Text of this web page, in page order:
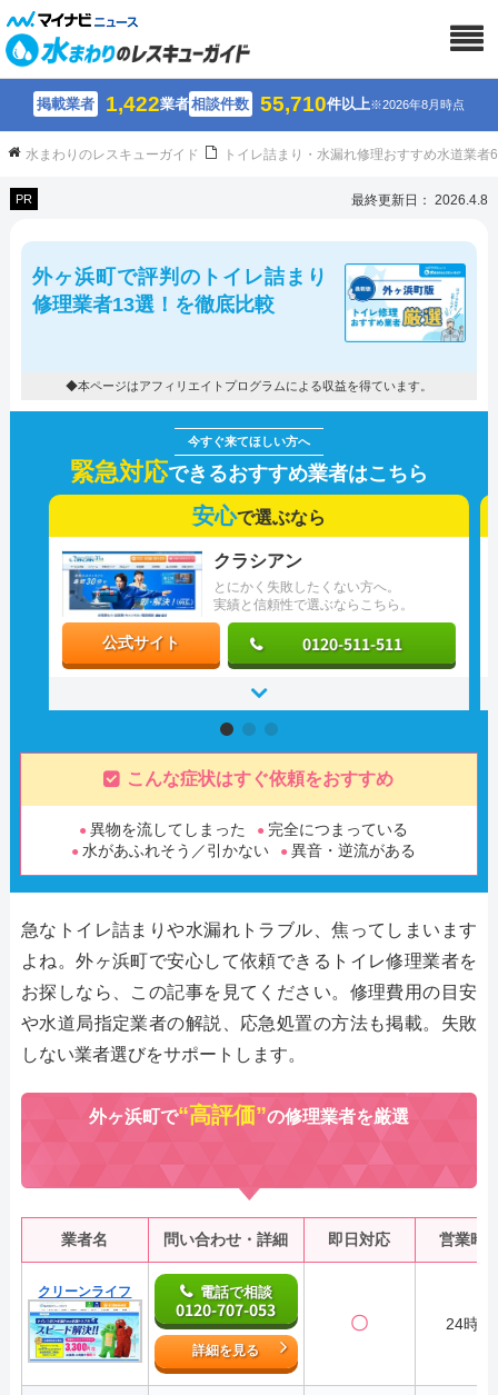
掲載業者 1,422業者相談件数 55,710件以上※2026年8月時点
水まわりのレスキューガイド トイレ詰まり・水漏れ修理おすすめ水道業
PR 最終更新日： 2026.4.8
外ヶ浜町で評判のトイレ詰まり
修理業者13選！を徹底比較
◆本ページはアフィリエイトプログラムによる収益を得ています。
緊急対応できるおすすめ業者はこちら
安心で選ぶなら
とにかく失敗したくない方へ。
実績と信頼性で選ぶならこちら。
クラシアン
公式サイト 0120-511-511
こんな症状はすぐ依頼をおすすめ
異物を流してしまった
完全につまっている
水があふれそう／引かない
異音・逆流がある
急なトイレ詰まりや水漏れトラブル、焦ってしまいます
よね。外ヶ浜町で安心して依頼できるトイレ修理業者を
お探しなら、この記事を見てください。修理費用の目安
や水道局指定業者の解説、応急処置の方法も掲載。失敗
しない業者選びをサポートします。
外ヶ浜町で“高評価”の修理業者を厳選
業者名 問い合わせ・詳細 即日対応 営業時
クリーンライフ 電話で相談
0120-707-053
詳細を見る
〇 24時間